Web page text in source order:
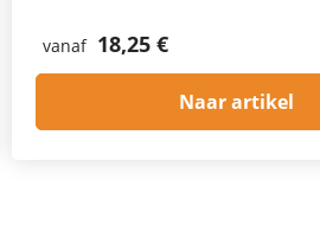
vanaf 18,25 €
Naar artikel